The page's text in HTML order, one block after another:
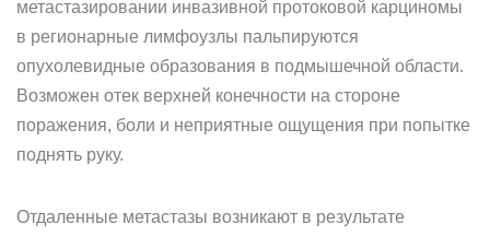
метастазировании инвазивной протоковой карциномы
в регионарные лимфоузлы пальпируются
опухолевидные образования в подмышечной области.
Возможен отек верхней конечности на стороне
поражения, боли и неприятные ощущения при попытке
поднять руку.
Отдаленные метастазы возникают в результате